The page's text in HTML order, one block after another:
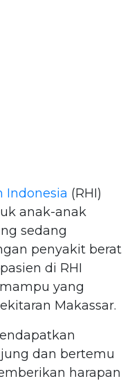
Indonesia (RHI)
anak-anak
sedang
penyakit berat
di RHI
yang
Makassar.
dan bertemu
harapan